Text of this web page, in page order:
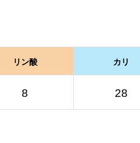
リン酸 カリ
8 28